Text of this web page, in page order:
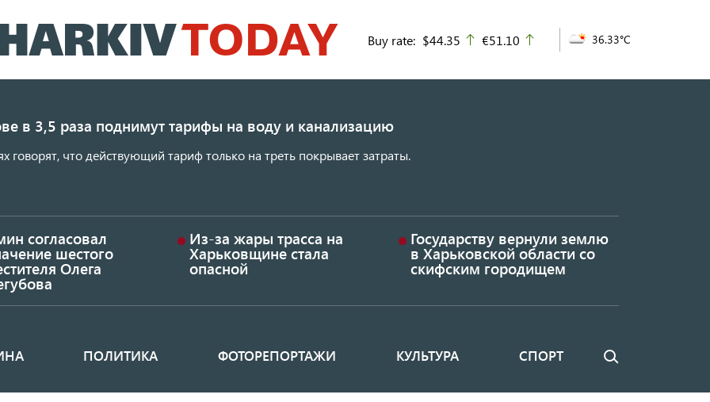
к
основному
Buy rate: $44.35 up
€51.10 36.33°C
в 3,5 раза поднимут тарифы на воду и канализацию
говорят, что действующий тариф только на треть покрывает затраты.
согласовал
шестого
Олега
Из-за жары трасса на
Харьковщине стала
опасной
Государству вернули землю
в Харьковской области со
скифским городищем
ПОЛИТИКА ФОТОРЕПОРТАЖИ КУЛЬТУРА СПОРТ Поиск